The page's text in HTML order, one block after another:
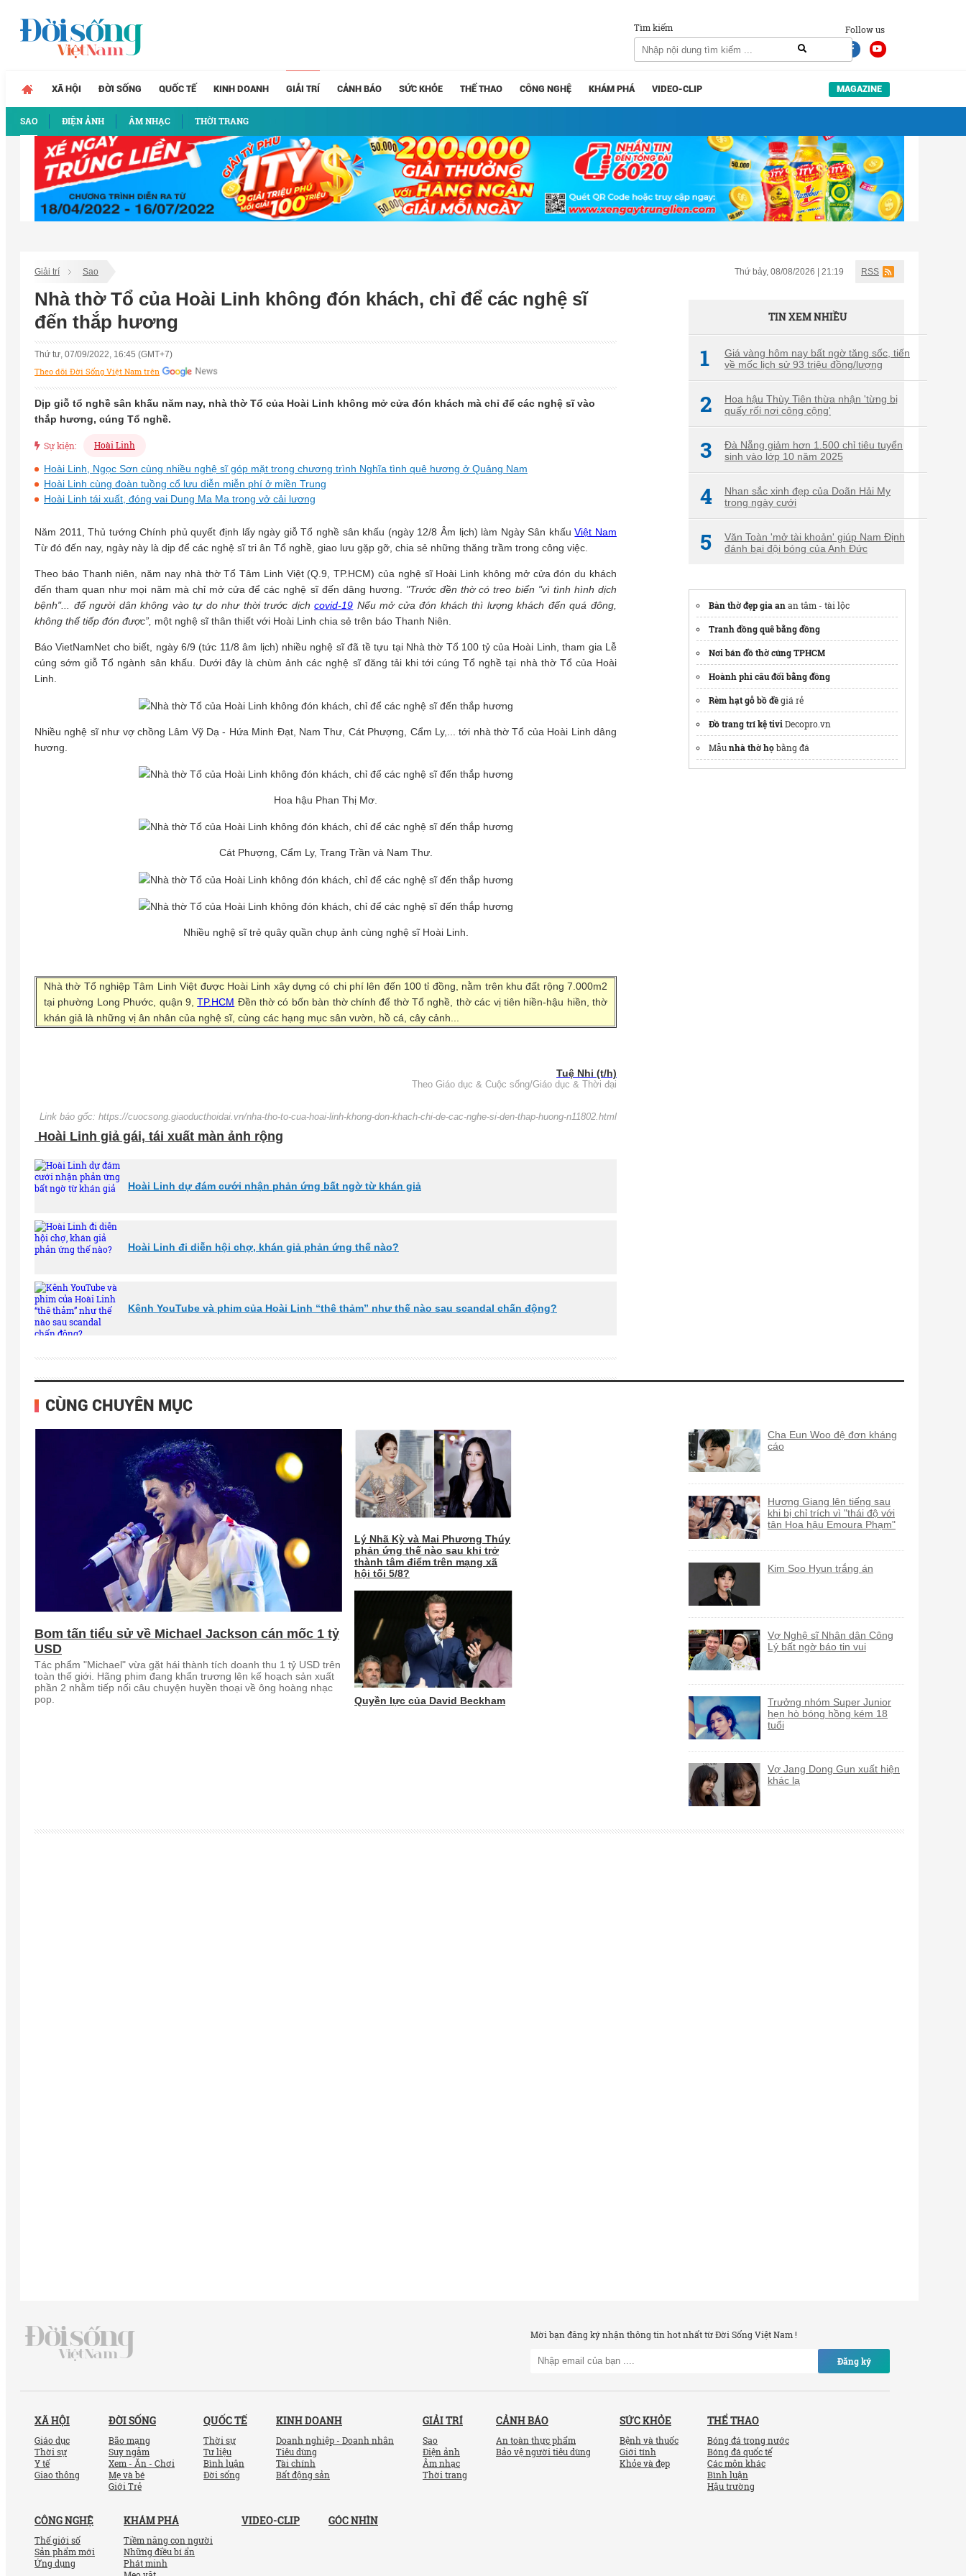
Follow us
Tìm kiếm
XÃ HỘI ĐỜI SỐNG QUỐC TẾ KINH DOANH GIẢI TRÍ
SAO ĐIỆN ẢNH ÂM NHẠC THỜI TRANG
CẢNH BÁO SỨC KHỎE THỂ THAO CÔNG NGHỆ KHÁM PHÁ VIDEO-CLIP MAGAZINE
Giải trí Sao Thứ bảy, 08/08/2026 | 21:19 RSS
Nhà thờ Tổ của Hoài Linh không đón khách, chỉ để các nghệ sĩ
đến thắp hương
Thứ tư, 07/09/2022, 16:45 (GMT+7)
Theo dõi Đời Sống Việt Nam trên
Dịp giỗ tổ nghề sân khấu năm nay, nhà thờ Tổ của Hoài Linh không mở cửa đón khách mà chỉ để các nghệ sĩ vào
thắp hương, cúng Tổ nghề.
Sự kiện: Hoài Linh
Hoài Linh, Ngọc Sơn cùng nhiều nghệ sĩ góp mặt trong chương trình Nghĩa tình quê hương ở Quảng Nam
Hoài Linh cùng đoàn tuồng cổ lưu diễn miễn phí ở miền Trung
Hoài Linh tái xuất, đóng vai Dung Ma Ma trong vở cải lương
Năm 2011, Thủ tướng Chính phủ quyết định lấy ngày giỗ Tổ nghề sân khấu (ngày 12/8 Âm lịch) làm Ngày Sân khấuViệt Nam
Từ đó đến nay, ngày này là dịp để các nghệ sĩ tri ân Tổ nghề, giao lưu gặp gỡ, chia sẻ những thăng trầm trong công việc.
Theo báo Thanh niên, năm nay nhà thờ Tổ Tâm Linh Việt (Q.9, TP.HCM) của nghệ sĩ Hoài Linh không mở cửa đón du khách
đến tham quan như mọi năm mà chỉ mở cửa để các nghệ sĩ đến dâng hương. "Trước đền thờ có treo biển "vì tình hình dịch
bệnh"... để người dân không vào tự do như thời trước dịchcovid-19 Nếu mở cửa đón khách thì lượng khách đến quá đông,
không thể tiếp đón được”, một nghệ sĩ thân thiết với Hoài Linh chia sẻ trên báo Thanh Niên.
Báo VietNamNet cho biết, ngày 6/9 (tức 11/8 âm lịch) nhiều nghệ sĩ đã tề tựu tại Nhà thờ Tổ 100 tỷ của Hoài Linh, tham gia Lễ
cúng sớm giỗ Tổ ngành sân khấu. Dưới đây là chùm ảnh các nghệ sĩ đăng tải khi tới cúng Tổ nghề tại nhà thờ Tổ của Hoài
Linh.
Nhiều nghệ sĩ như vợ chồng Lâm Vỹ Dạ - Hứa Minh Đạt, Nam Thư, Cát Phượng, Cẩm Ly,... tới nhà thờ Tổ của Hoài Linh dâng
hương.
Hoa hậu Phan Thị Mơ.
Cát Phượng, Cẩm Ly, Trang Trần và Nam Thư.
Nhiều nghệ sĩ trẻ quây quần chụp ảnh cùng nghệ sĩ Hoài Linh.
Nhà thờ Tổ nghiệp Tâm Linh Việt được Hoài Linh xây dựng có chi phí lên đến 100 tỉ đồng, nằm trên khu đất rộng 7.000m2
tại phường Long Phước, quận 9,TP.HCM Đền thờ có bốn bàn thờ chính để thờ Tổ nghề, thờ các vị tiên hiền-hậu hiền, thờ
khán giả là những vị ân nhân của nghệ sĩ, cùng các hạng mục sân vườn, hồ cá, cây cảnh...
Tuệ Nhi (t/h)
Theo Giáo dục & Cuộc sống/Giáo dục & Thời đại
Link báo gốc: https://cuocsong.giaoducthoidai.vn/nha-tho-to-cua-hoai-linh-khong-don-khach-chi-de-cac-nghe-si-den-thap-huong-n11802.html
Hoài Linh giả gái, tái xuất màn ảnh rộng
Hoài Linh dự đám cưới nhận phản ứng bất ngờ từ khán giả
Hoài Linh đi diễn hội chợ, khán giả phản ứng thế nào?
Kênh YouTube và phim của Hoài Linh “thê thảm” như thế nào sau scandal chấn động?
TIN XEM NHIỀU
1
Giá vàng hôm nay bất ngờ tăng sốc, tiến
về mốc lịch sử 93 triệu đồng/lượng
2
Hoa hậu Thùy Tiên thừa nhận 'từng bị
quấy rối nơi công cộng'
3
Đà Nẵng giảm hơn 1.500 chỉ tiêu tuyển
sinh vào lớp 10 năm 2025
4
Nhan sắc xinh đẹp của Doãn Hải My
trong ngày cưới
5
Văn Toàn 'mở tài khoản' giúp Nam Định
đánh bại đội bóng của Anh Đức
Bàn thờ đẹp gia anan tâm - tài lộc
Tranh đồng quê bằng đồng
Nơi bán đồ thờ cúng TPHCM
Hoành phi câu đối bằng đồng
Rèm hạt gỗ bồ đềgiá rẻ
Đồ trang trí kệ tiviDecopro.vn
Mẫunhà thờ họbằng đá
CÙNG CHUYÊN MỤC
Bom tấn tiểu sử về Michael Jackson cán mốc 1 tỷ
USD
Tác phẩm "Michael" vừa gặt hái thành tích doanh thu 1 tỷ USD trên
toàn thế giới. Hãng phim đang khẩn trương lên kế hoạch sản xuất
phần 2 nhằm tiếp nối câu chuyện huyền thoại về ông hoàng nhạc
pop.
Lý Nhã Kỳ và Mai Phương Thúy
phản ứng thế nào sau khi trở
thành tâm điểm trên mạng xã
hội tối 5/8?
Quyền lực của David Beckham
Cha Eun Woo đệ đơn kháng
cáo
Hương Giang lên tiếng sau
khi bị chỉ trích vì "thái độ với
tân Hoa hậu Emoura Phạm"
Kim Soo Hyun trắng án
Vợ Nghệ sĩ Nhân dân Công
Lý bất ngờ báo tin vui
Trưởng nhóm Super Junior
hẹn hò bóng hồng kém 18
tuổi
Vợ Jang Dong Gun xuất hiện
khác lạ
Mời bạn đăng ký nhận thông tin hot nhất từ Đời Sống Việt Nam !
Đăng ký
XÃ HỘI
Giáo dục
Thời sự
Y tế
Giao thông
ĐỜI SỐNG
Bão mạng
Suy ngẫm
Xem - Ăn - Chơi
Mẹ và bé
Giới Trẻ
QUỐC TẾ
Thời sự
Tư liệu
Bình luận
Đời sống
KINH DOANH
Doanh nghiệp - Doanh nhân
Tiêu dùng
Tài chính
Bất động sản
GIẢI TRÍ
Sao
Điện ảnh
Âm nhạc
Thời trang
CẢNH BÁO
An toàn thực phẩm
Bảo vệ người tiêu dùng
SỨC KHỎE
Bệnh và thuốc
Giới tính
Khỏe và đẹp
THỂ THAO
Bóng đá trong nước
Bóng đá quốc tế
Các môn khác
Bình luận
Hậu trường
CÔNG NGHỆ
Thế giới số
Sản phẩm mới
Ứng dụng
KHÁM PHÁ
Tiềm năng con người
Những điều bí ẩn
Phát minh
VIDEO-CLIP GÓC NHÌN